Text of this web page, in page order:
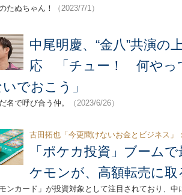
たぬちゃん！ （2023/7/1）
中尾明慶、“金八”共演の
応 「チュー！ 何やっ
でおこう」
名で呼び合う仲。 （2023/6/26）
古田拓也「今更聞けないお金とビジネス」：
「ポケカ投資」ブーム
ケモンが、高額転売に
モンカード」が投資対象として注目されており、